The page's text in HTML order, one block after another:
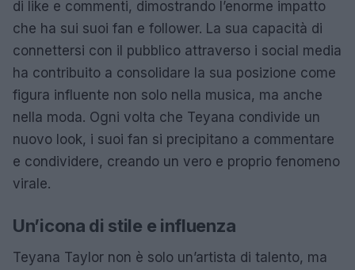
di like e commenti, dimostrando l’enorme impatto
che ha sui suoi fan e follower. La sua capacità di
connettersi con il pubblico attraverso i social media
ha contribuito a consolidare la sua posizione come
figura influente non solo nella musica, ma anche
nella moda. Ogni volta che Teyana condivide un
nuovo look, i suoi fan si precipitano a commentare
e condividere, creando un vero e proprio fenomeno
virale.
Un’icona di stile e influenza
Teyana Taylor non è solo un’artista di talento, ma